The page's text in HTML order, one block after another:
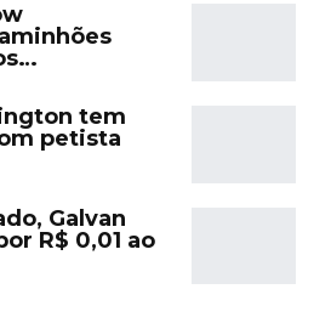
tem
petista
Galvan
R$ 0,01 ao